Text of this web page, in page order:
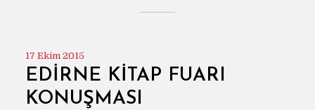
17 Ekim 2015
EDIRNE KITAP FUARI
KONUŞMASI